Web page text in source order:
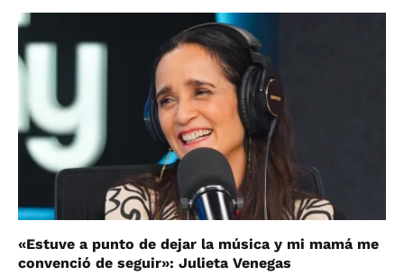
«Estuve a punto de dejar la música y mi mamá me
convenció de seguir»: Julieta Venegas